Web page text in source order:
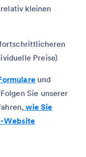
kleinen
Preise)
und
Sie unserer
wie Sie
Website